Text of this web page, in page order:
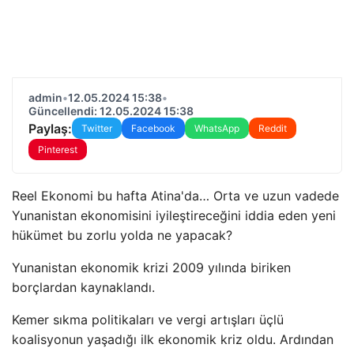
admin•12.05.2024 15:38•
Güncellendi: 12.05.2024 15:38
Paylaş: Twitter Facebook WhatsApp
Reddit
Pinterest
Reel Ekonomi bu hafta Atina'da… Orta ve uzun vadede
Yunanistan ekonomisini iyileştireceğini iddia eden yeni
hükümet bu zorlu yolda ne yapacak?
Yunanistan ekonomik krizi 2009 yılında biriken
borçlardan kaynaklandı.
Kemer sıkma politikaları ve vergi artışları üçlü
koalisyonun yaşadığı ilk ekonomik kriz oldu. Ardından